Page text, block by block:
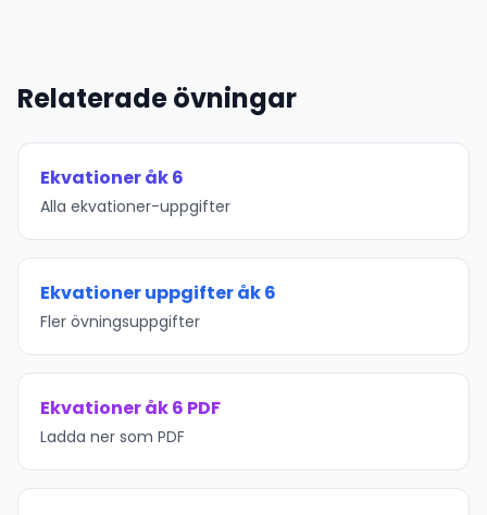
Relaterade övningar
Ekvationer åk 6
Alla ekvationer-uppgifter
Ekvationer uppgifter åk 6
Fler övningsuppgifter
Ekvationer åk 6 PDF
Ladda ner som PDF